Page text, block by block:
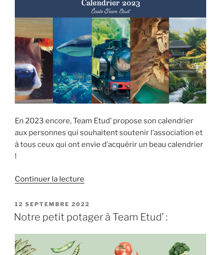
En 2023 encore, Team Etud’ propose son calendrier
aux personnes qui souhaitent soutenir l’association et
à tous ceux qui ont envie d’acquérir un beau calendrier
!
Continuer la lecture
calendrier
de
PUBLIÉ
LE
12 SEPTEMBRE 2022
Notre petit potager à Team Etud’ :